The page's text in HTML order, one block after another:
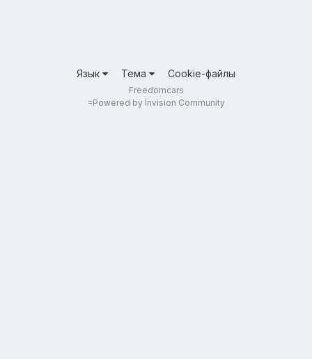
Язык Тема Cookie-файлы
Freedomcars
=Powered by Invision Community